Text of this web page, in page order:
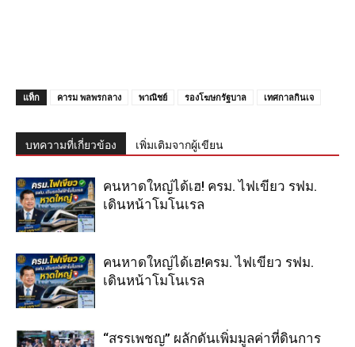
แท็ก คารม พลพรกลาง พาณิชย์ รองโฆษกรัฐบาล เทศกาลกินเจ
บทความที่เกี่ยวข้อง เพิ่มเติมจากผู้เขียน
คนหาดใหญ่ได้เฮ! ครม. ไฟเขียว รฟม.
เดินหน้าโมโนเรล
คนหาดใหญ่ได้เฮ!ครม. ไฟเขียว รฟม.
เดินหน้าโมโนเรล
“สรรเพชญ” ผลักดันเพิ่มมูลค่าที่ดินการ